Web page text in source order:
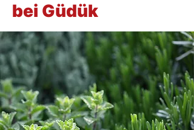
bei Güdük